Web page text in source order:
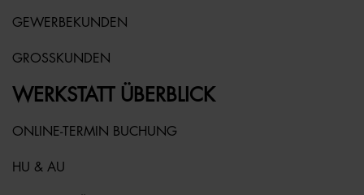
GEWERBEKUNDEN
GROSSKUNDEN
WERKSTATT ÜBERBLICK
ONLINE-TERMIN BUCHUNG
HU & AU